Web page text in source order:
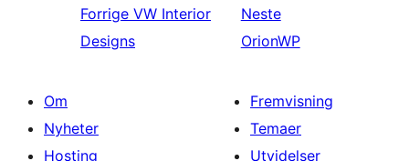
Forrige VW Interior
Designs
Neste
OrionWP
Om
Nyheter
Hosting
Fremvisning
Temaer
Utvidelser